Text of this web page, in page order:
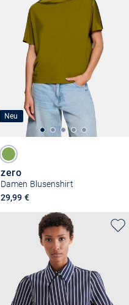
Neu
zero
Damen Blusenshirt
29,99 €